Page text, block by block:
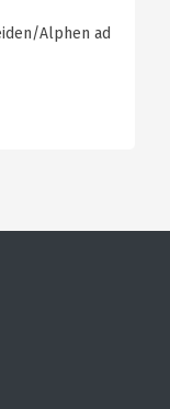
Alphen ad